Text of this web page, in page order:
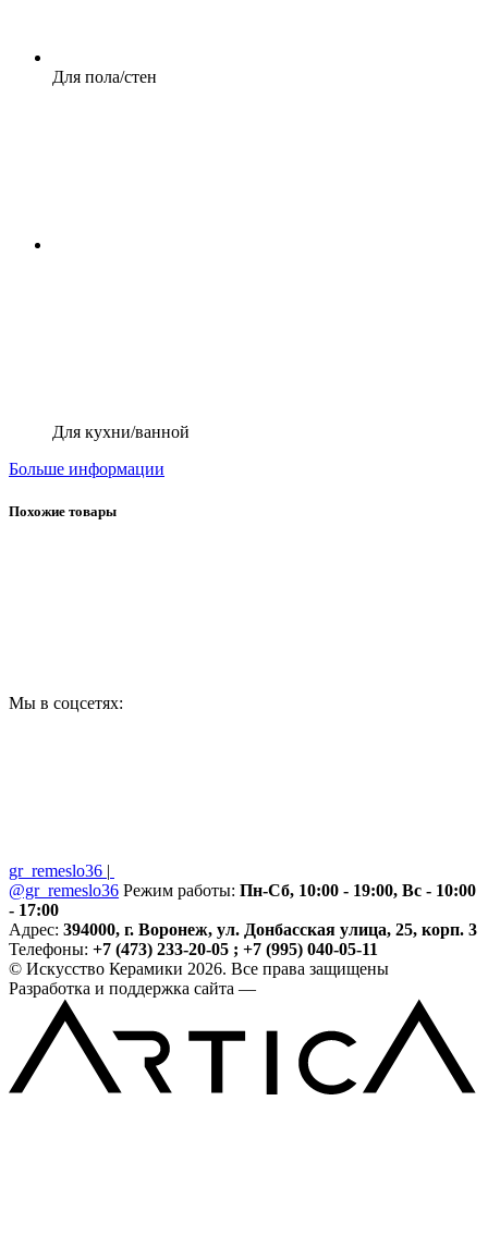
Для пола/стен
Для кухни/ванной
Больше информации
Похожие товары
Мы в соцсетях:
gr_remeslo36 |
@gr_remeslo36 Режим работы: Пн-Сб, 10:00 - 19:00, Вс - 10:00
- 17:00
Адрес: 394000, г. Воронеж, ул. Донбасская улица, 25, корп. 3
Телефоны: +7 (473) 233-20-05 ; +7 (995) 040-05-11
© Искусство Керамики 2026. Все права защищены
Разработка и поддержка сайта —